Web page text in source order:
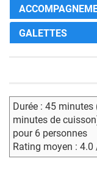
GALETTES
Durée : 45
minutes de
pour 6 personnes
Rating moyen :